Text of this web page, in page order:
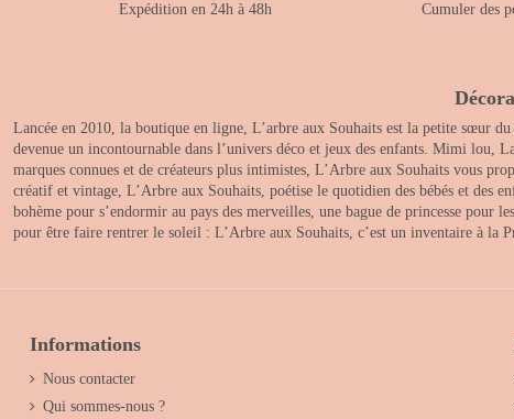
Expédition en 24h à 48h Cumuler des
Lancée en 2010, la boutique en ligne, L’arbre aux Souhaits est la petite sœur
devenue un incontournable dans l’univers déco et jeux des enfants. Mimi
marques connues et de créateurs plus intimistes, L’Arbre aux Souhaits vous
créatif et vintage, L’Arbre aux Souhaits, poétise le quotidien des bébés et des
bohème pour s’endormir au pays des merveilles, une bague de princesse pour
pour être faire rentrer le soleil : L’Arbre aux Souhaits, c’est un inventaire à la
Informations
Nous contacter
Qui sommes-nous ?